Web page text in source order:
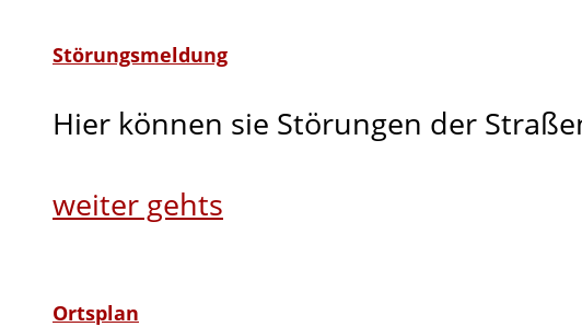
Störungsmeldung
Hier können sie Störungen der
weiter gehts
Ortsplan